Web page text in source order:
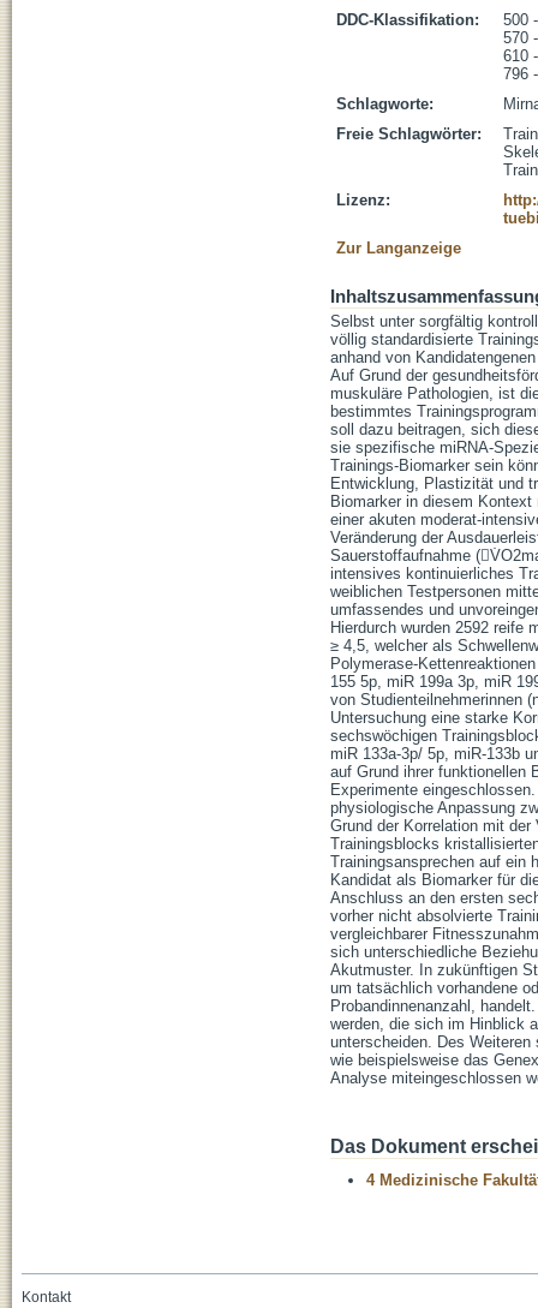
DDC-Klassifikation:
500
570
610
796
Schlagworte:
Freie Schlagwörter:
Lizenz:
Zur Langanzeige
Selbst unter sorgfältig
völlig standardisierte
anhand von
Auf Grund der
muskuläre Pathologien, ist
bestimmtes
soll dazu beitragen, sich
sie spezifische miRNA-
Trainings-Biomarker sein
Entwicklung, Plastizität und
Biomarker in diesem
einer akuten moderat-
Veränderung der
Sauerstoffaufnahme
intensives kontinuierliches
weiblichen Testpersonen
umfassendes und
Hierdurch wurden 2592 reife
≥ 4,5, welcher als
Polymerase-
155 5p, miR 199a 3p, miR
von Studienteilnehmerinnen
Untersuchung eine starke
sechswöchigen
miR 133a-3p/ 5p, miR-133b
auf Grund ihrer funktionellen
Experimente
physiologische Anpassung
Grund der Korrelation mit
Trainingsblocks
Trainingsansprechen auf ein
Kandidat als Biomarker für
Anschluss an den ersten
vorher nicht absolvierte
vergleichbarer
sich unterschiedliche
Akutmuster. In zukünftigen
um tatsächlich vorhandene
Probandinnenanzahl,
werden, die sich im Hinblick
unterscheiden. Des
wie beispielsweise das
Analyse miteingeschlossen
Das Dokument
4 Medizinische
Kontakt